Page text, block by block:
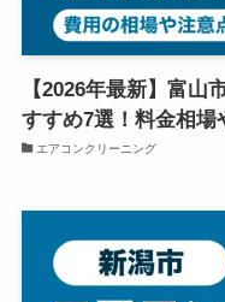
【2026年最新】富山
すすめ7選！料金相場
エアコンクリーニング